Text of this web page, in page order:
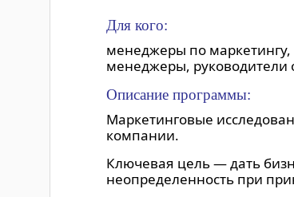
Для кого:
менеджеры по маркетингу,
менеджеры, руководители
Описание программы:
Маркетинговые
компании.
Ключевая цель — дать
неопределенность при